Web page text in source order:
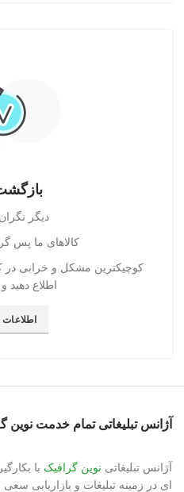
دیگر نگران
کالاهای ما پس
کوچیکترین مشکل و خرابی در
اطلاع دهید
اطلاعات
آژانس تبلیغاتی تمام خدمت نوین
آژانس تبلیغاتی نوین گرافیک با
ای در زمینه تبلیغات و بازاریابی سعی